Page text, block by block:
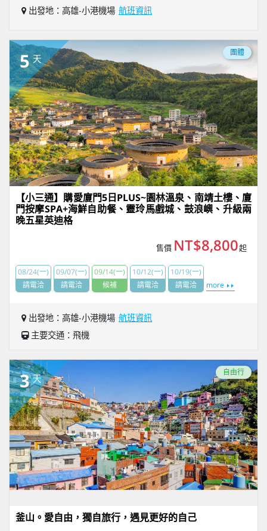
出發地：高雄-小港機場 航班資訊
5 天
團體
【小三通】購愛廈門5日PLUS~園林溫泉、南靖土樓、廈
門按摩SPA+海鮮自助餐、靈玲馬戲城、鼓浪嶼、升級兩
晚五星英迪格
售價 NT$8,800起
08/24(一)
請電洽
09/07(一)
請電洽
09/14(一)
候補
10/12(一)
請電洽
10/19(一)
請電洽
more
出發地：高雄-小港機場 航班資訊
主要交通：飛機
3 天
自由行
釜山。愛自由，獨自旅行，遇見更好的自己